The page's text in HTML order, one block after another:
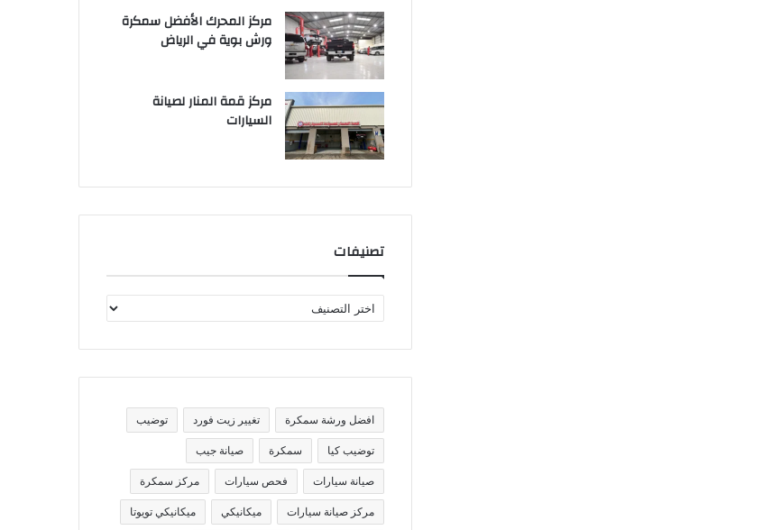
مركز المحرك الأفضل سمكرة
ورش بوية في الرياض
مركز قمة المنار لصيانة
السيارات
تصنيفات
ص
ف
تافضل ورشة سمكرة تغيير زيت فورد توضيب
توضيب كيا سمكرة صيانة جيب
صيانة سيارات فحص سيارات مركز سمكرة
مركز صيانة سيارات ميكانيكي ميكانيكي تويوتا